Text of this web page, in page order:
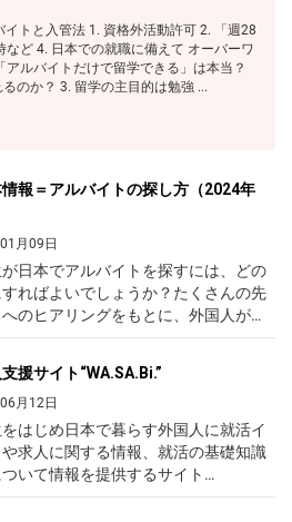
2. オーバーワークはなぜばれるのか？ 3. 留学の主目的は勉強 ...
報＝アルバイトの探し方（2024年
月09日
日本でアルバイトを探すには、どの
すればよいでしょうか？たくさんの先
のヒアリングをもとに、外国人が日
バイトを見つけるさまざまな方法を
にも、ある対策をお伝えします。
内容〉 1．学校からの紹介 2．
の紹介 3．求人情報サイト 4．
．電話せずに面接
ーワーク 8．留学生の
と注意点 1．学校から
援サイト“WA.SA.Bi.”
月12日
はじめ日本で暮らす外国人に就活イ
求人に関する情報、就活の基礎知識
いて情報を提供するサイト
」をご存知でしょうか？